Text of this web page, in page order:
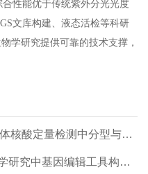
性能优于传统紫外分光光度
文库构建、液态活检等科研
学研究提供可靠的技术支撑，
核酸定量检测中分型与定
研究中基因编辑工具构建